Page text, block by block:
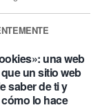
una web
un sitio web
saber de ti y
lo hace